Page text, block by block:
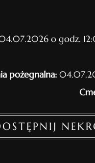
o godz.
pożegnalna: